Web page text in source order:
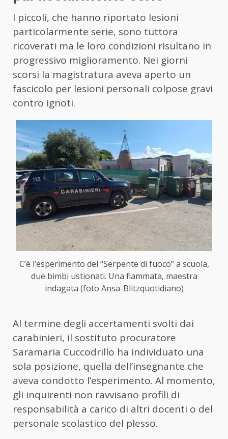
I piccoli, che hanno riportato lesioni
particolarmente serie, sono tuttora
ricoverati ma le loro condizioni risultano in
progressivo miglioramento. Nei giorni
scorsi la magistratura aveva aperto un
fascicolo per lesioni personali colpose gravi
contro ignoti.
C’è l’esperimento del “Serpente di fuoco” a scuola,
due bimbi ustionati. Una fiammata, maestra
indagata (foto Ansa-Blitzquotidiano)
Al termine degli accertamenti svolti dai
carabinieri, il sostituto procuratore
Saramaria Cuccodrillo ha individuato una
sola posizione, quella dell’insegnante che
aveva condotto l’esperimento. Al momento,
gli inquirenti non ravvisano profili di
responsabilità a carico di altri docenti o del
personale scolastico del plesso.